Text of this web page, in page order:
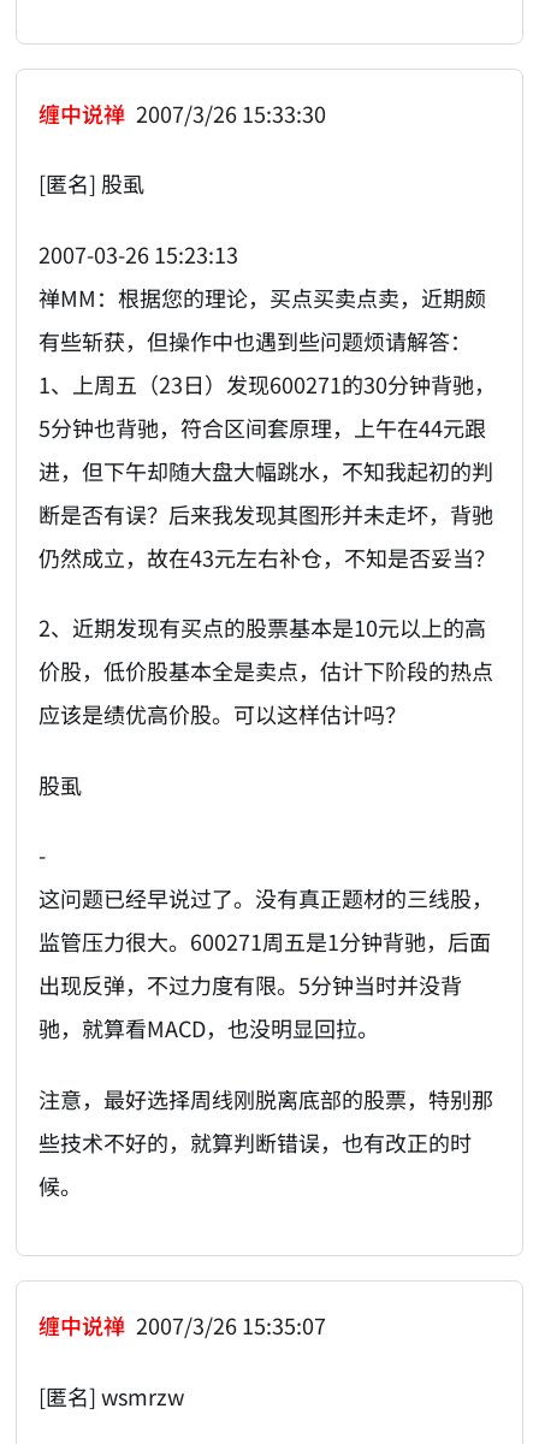
缠中说禅 2007/3/26 15:33:30
[匿名] 股虱
2007-03-26 15:23:13
禅MM：根据您的理论，买点买卖点卖，近期颇
有些斩获，但操作中也遇到些问题烦请解答：
1、上周五（23日）发现600271的30分钟背驰，
5分钟也背驰，符合区间套原理，上午在44元跟
进，但下午却随大盘大幅跳水，不知我起初的判
断是否有误？后来我发现其图形并未走坏，背驰
仍然成立，故在43元左右补仓，不知是否妥当？
2、近期发现有买点的股票基本是10元以上的高
价股，低价股基本全是卖点，估计下阶段的热点
应该是绩优高价股。可以这样估计吗？
股虱
-
这问题已经早说过了。没有真正题材的三线股，
监管压力很大。600271周五是1分钟背驰，后面
出现反弹，不过力度有限。5分钟当时并没背
驰，就算看MACD，也没明显回拉。
注意，最好选择周线刚脱离底部的股票，特别那
些技术不好的，就算判断错误，也有改正的时
候。
缠中说禅 2007/3/26 15:35:07
[匿名] wsmrzw